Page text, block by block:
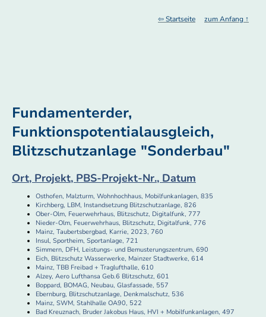
⇦ Startseite zum Anfang ↑
Fundamenterder,
Funktionspotentialausgleich,
Blitzschutzanlage "Sonderbau"
Ort, Projekt, PBS-Projekt-Nr., Datum
Osthofen, Malzturm, Wohnhochhaus, Mobilfunkanlagen, 835
Kirchberg, LBM, Instandsetzung Blitzschutzanlage, 826
Ober-Olm, Feuerwehrhaus, Blitzschutz, Digitalfunk, 777
Nieder-Olm, Feuerwehrhaus, Blitzschutz, Digitalfunk, 776
Mainz, Taubertsbergbad, Karrie, 2023, 760
Insul, Sportheim, Sportanlage, 721
Simmern, DFH, Leistungs- und Bemusterungszentrum, 690
Eich, Blitzschutz Wasserwerke, Mainzer Stadtwerke, 614
Mainz, TBB Freibad + Traglufthalle, 610
Alzey, Aero Lufthansa Geb.6 Blitzschutz, 601
Boppard, BOMAG, Neubau, Glasfassade, 557
Ebernburg, Blitzschutzanlage, Denkmalschutz, 536
Mainz, SWM, Stahlhalle OA90, 522
Bad Kreuznach, Bruder Jakobus Haus, HVI + Mobilfunkanlagen, 497